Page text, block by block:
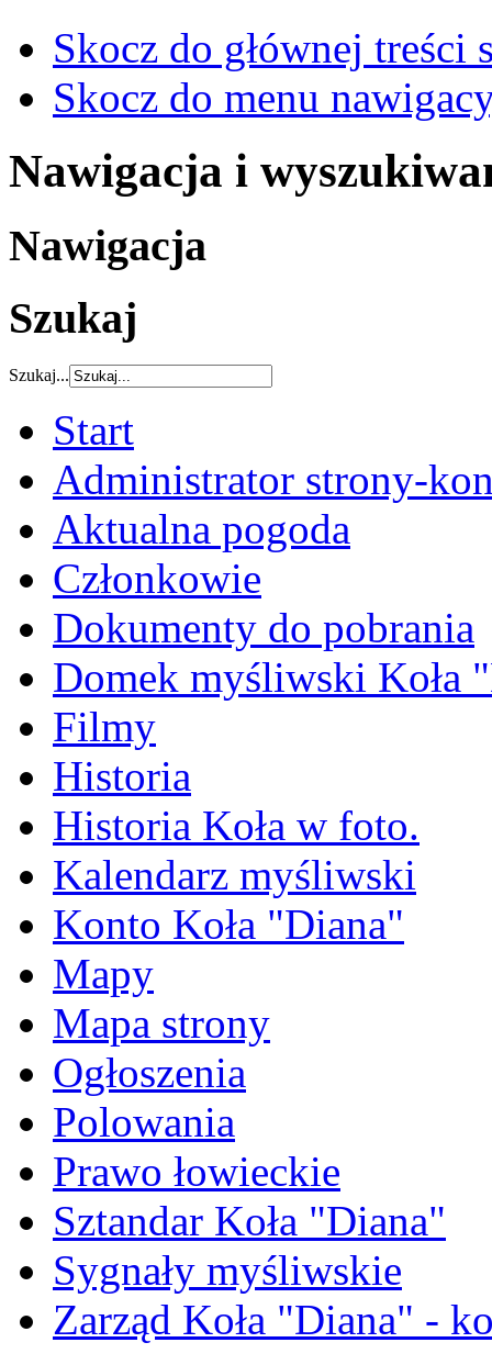
Skocz do głównej treści
Skocz do menu
Nawigacja i
Nawigacja
Szukaj
Szukaj...
Start
Administrator strony-
Aktualna pogoda
Członkowie
Dokumenty do pobrania
Domek myśliwski Koła
Filmy
Historia
Historia Koła w foto.
Kalendarz myśliwski
Konto Koła "Diana"
Mapy
Mapa strony
Ogłoszenia
Polowania
Prawo łowieckie
Sztandar Koła "Diana"
Sygnały myśliwskie
Zarząd Koła "Diana" -